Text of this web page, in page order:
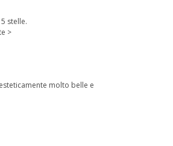
stelle.
>
molto belle e